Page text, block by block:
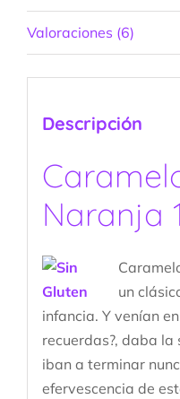
Valoraciones (6)
Descripción
Naranja
un
infancia. Y venían
recuerdas?, daba la
iban a terminar
efervescencia de